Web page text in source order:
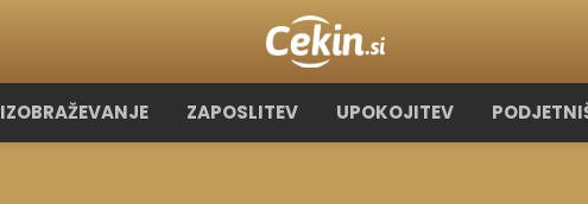
IZOBRAŽEVANJE ZAPOSLITEV UPOKOJITEV